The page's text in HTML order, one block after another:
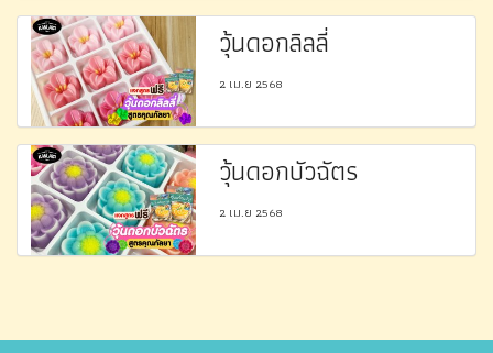
วุ้นดอกลิลลี่
2 เม.ย 2568
วุ้นดอกบัวฉัตร
2 เม.ย 2568